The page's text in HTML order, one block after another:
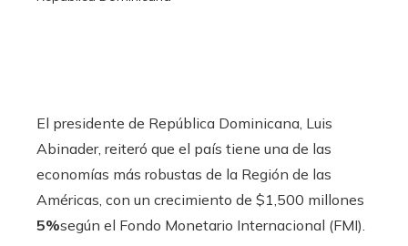
El presidente de República Dominicana, Luis
Abinader, reiteró que el país tiene una de las
economías más robustas de la Región de las
Américas, con un crecimiento de $1,500 millones
5%según el Fondo Monetario Internacional (FMI).